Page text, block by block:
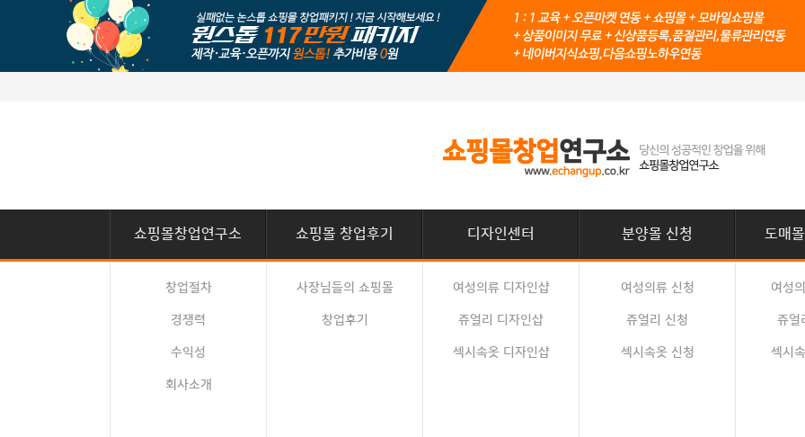
쇼핑몰창업연구소 쇼핑몰 창업후기 디자인센터 분양몰 신청 도매
창업절차
경쟁력
수익성
회사소개
사장님들의 쇼핑몰
창업후기
여성의류 디자인샵
쥬얼리 디자인샵
섹시속옷 디자인샵
여성의류 신청
쥬얼리 신청
섹시속옷 신청
여성
쥬얼
섹시